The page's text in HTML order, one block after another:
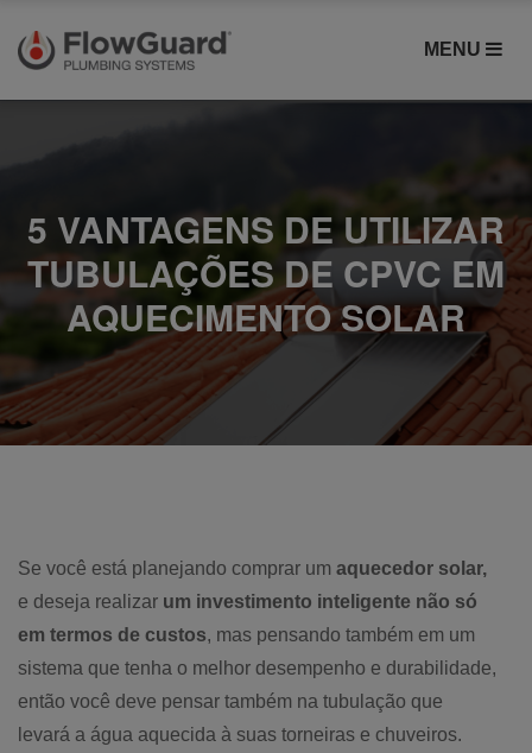
MENU
5 VANTAGENS DE UTILIZAR
TUBULAÇÕES DE CPVC EM
AQUECIMENTO SOLAR
Se você está planejando comprar umaquecedor solar,
e deseja realizar um investimento inteligente não só
em termos de custos, mas pensando também em um
sistema que tenha o melhor desempenho e durabilidade,
então você deve pensar também na tubulação que
levará a água aquecida à suas torneiras e chuveiros.